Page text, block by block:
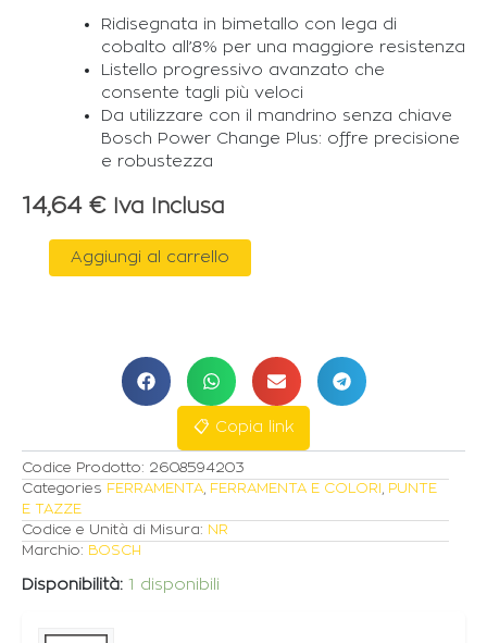
Ridisegnata in bimetallo con lega di
cobalto all’8% per una maggiore resistenza
Listello progressivo avanzato che
consente tagli più veloci
Da utilizzare con il mandrino senza chiave
Bosch Power Change Plus: offre precisione
e robustezza
14,64 € Iva Inclusa
BOSCH
SEGA
Aggiungi al carrello
📋 Copia link
Codice Prodotto: 2608594203
Categories FERRAMENTA, FERRAMENTA E COLORI , PUNTE
E TAZZE
Codice e Unità di Misura: NR
Marchio: BOSCH
Disponibilità: 1 disponibili